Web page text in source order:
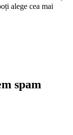
alege cea mai
spam